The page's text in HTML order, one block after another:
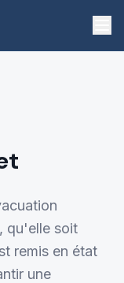
qu'elle soit
remis en état
une